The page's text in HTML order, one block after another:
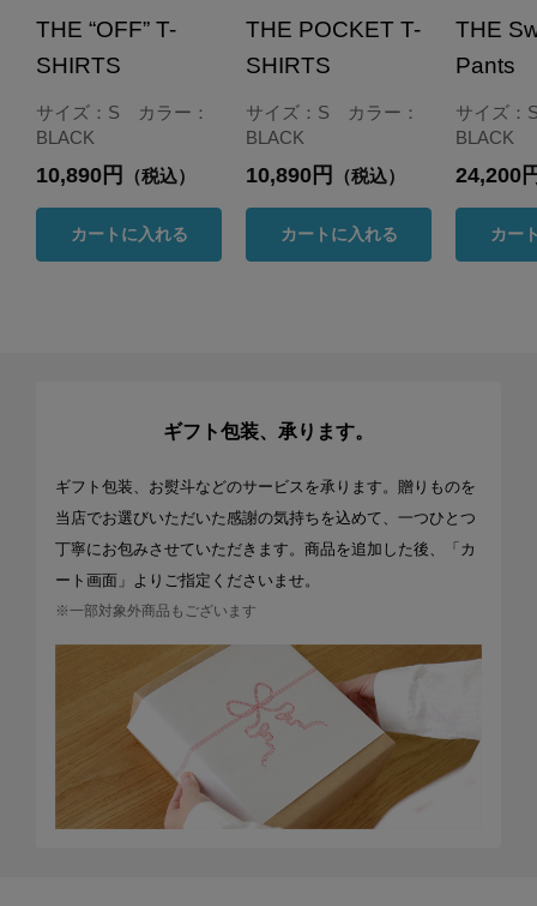
THE “OFF” T-
SHIRTS
サイズ：S カラー：
BLACK
10,890円 （税込）
カートに入れる
THE POCKET T-
SHIRTS
サイズ：S カラー：
BLACK
10,890円 （税込）
カートに入れる
THE
Pants
サイズ
BLACK
24,200
カー
ギフト包装、承ります。
ギフト包装、お熨斗などのサービスを承ります。贈りものを
当店でお選びいただいた感謝の気持ちを込めて、一つひとつ
丁寧にお包みさせていただきます。商品を追加した後、「カ
ート画面」よりご指定くださいませ。
※一部対象外商品もございます